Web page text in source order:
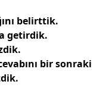
belirttik.
getirdik.
bir sonraki